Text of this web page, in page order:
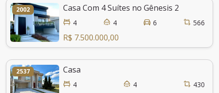
2002 Casa Com 4 Suítes no Gênesis 2
4 4 6 566
R$ 7.500.000,00
2537 Casa
4 4 430